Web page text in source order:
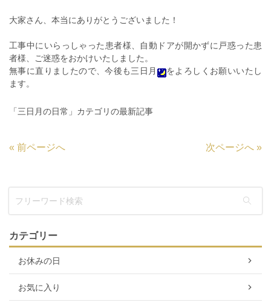
大家さん、本当にありがとうございました！
工事中にいらっしゃった患者様、自動ドアが開かずに戸惑った患
者様、ご迷惑をおかけいたしました。
無事に直りましたので、今後も三日月
をよろしくお願いいたし
ます。
「三日月の日常」カテゴリの最新記事
« 前ページへ 次ページへ »
カテゴリー
お休みの日
お気に入り